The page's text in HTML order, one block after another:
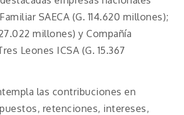
SAECA (G. 114.620 millones);
millones) y Compañía
Leones ICSA (G. 15.367
las contribuciones en
retenciones, intereses,